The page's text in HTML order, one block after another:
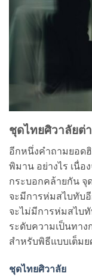
ชุดไทยศิวาลัยต่
อีกหนึ่งคำถามยอด
พิมาน อย่างไร เนื่อ
กระบอกคล้ายกัน จุ
จะมีการห่มสไบทับ
จะไม่มีการห่มสไบ
ระดับความเป็นทาง
สำหรับพิธีแบบเต็มย
ชุดไทยศิวาลัย